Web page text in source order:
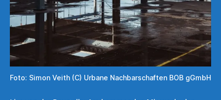
Foto: Simon Veith (C) Urbane Nachbarschaften BOB gGmbH